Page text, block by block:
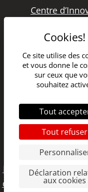
Ce site utilise des
et vous donne le
sur ceux que
souhaitez
Tout
Tout refuser
Déclaration
aux cookies
Centre
Office des
Secteur de
Bibliothèque
Secteur
Secteur
Copyright 2021 –
Papier Studio |
Déclaration
cookies
Visitez le